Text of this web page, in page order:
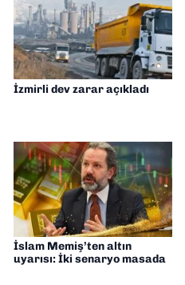
İzmirli dev zarar açıkladı
İslam Memiş’ten altın
uyarısı: İki senaryo masada